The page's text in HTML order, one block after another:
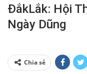
ĐắkLắk: Hội
Ngày Dũng
Chia sẻ